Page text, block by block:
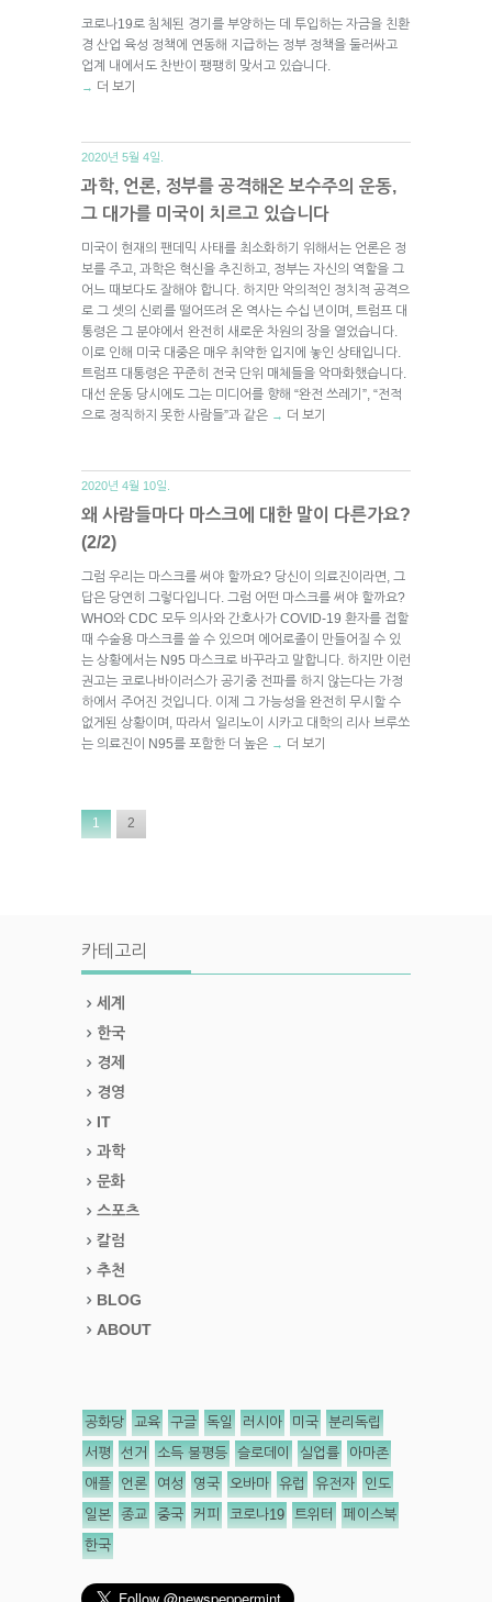
코로나19로 침체된 경기를 부양하는 데 투입하는 자금을 친환
경 산업 육성 정책에 연동해 지급하는 정부 정책을 둘러싸고
업계 내에서도 찬반이 팽팽히 맞서고 있습니다.
→ 더 보기
2020년 5월 4일.
과학, 언론, 정부를 공격해온 보수주의 운동,
그 대가를 미국이 치르고 있습니다
미국이 현재의 팬데믹 사태를 최소화하기 위해서는 언론은 정
보를 주고, 과학은 혁신을 추진하고, 정부는 자신의 역할을 그
어느 때보다도 잘해야 합니다. 하지만 악의적인 정치적 공격으
로 그 셋의 신뢰를 떨어뜨려 온 역사는 수십 년이며, 트럼프 대
통령은 그 분야에서 완전히 새로운 차원의 장을 열었습니다.
이로 인해 미국 대중은 매우 취약한 입지에 놓인 상태입니다.
트럼프 대통령은 꾸준히 전국 단위 매체들을 악마화했습니다.
대선 운동 당시에도 그는 미디어를 향해 “완전 쓰레기”, “전적
으로 정직하지 못한 사람들”과 같은 → 더 보기
2020년 4월 10일.
왜 사람들마다 마스크에 대한 말이 다른가요?
(2/2)
그럼 우리는 마스크를 써야 할까요? 당신이 의료진이라면, 그
답은 당연히 그렇다입니다. 그럼 어떤 마스크를 써야 할까요?
WHO와 CDC 모두 의사와 간호사가 COVID-19 환자를 접할
때 수술용 마스크를 쓸 수 있으며 에어로졸이 만들어질 수 있
는 상황에서는 N95 마스크로 바꾸라고 말합니다. 하지만 이런
권고는 코로나바이러스가 공기중 전파를 하지 않는다는 가정
하에서 주어진 것입니다. 이제 그 가능성을 완전히 무시할 수
없게된 상황이며, 따라서 일리노이 시카고 대학의 리사 브루쏘
는 의료진이 N95를 포함한 더 높은 → 더 보기
1 2
카테고리
세계
한국
경제
경영
IT
과학
문화
스포츠
칼럼
추천
BLOG
ABOUT
공화당 교육 구글 독일 러시아 미국 분리독립
서평 선거 소득 불평등 슬로데이 실업률 아마존
애플 언론 여성 영국 오바마 유럽 유전자 인도
일본 종교 중국 커피 코로나19 트위터 페이스북
한국